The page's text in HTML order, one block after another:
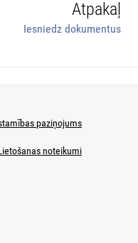
Atpakaļ
Iesniedz dokumentus
paziņojums
noteikumi